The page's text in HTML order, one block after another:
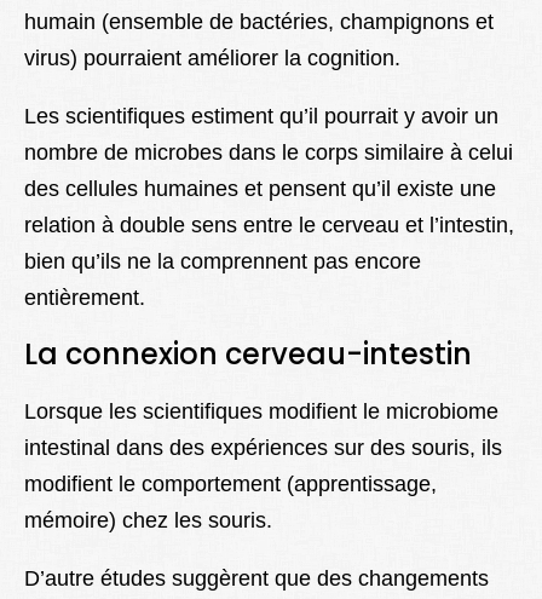
humain (ensemble de bactéries, champignons et
virus) pourraient améliorer la cognition.
Les scientifiques estiment qu’il pourrait y avoir un
nombre de microbes dans le corps similaire à celui
des cellules humaines et pensent qu’il existe une
relation à double sens entre le cerveau et l’intestin,
bien qu’ils ne la comprennent pas encore
entièrement.
La connexion cerveau-intestin
Lorsque les scientifiques modifient le microbiome
intestinal dans des expériences sur des souris, ils
modifient le comportement (apprentissage,
mémoire) chez les souris.
D’autre études suggèrent que des changements